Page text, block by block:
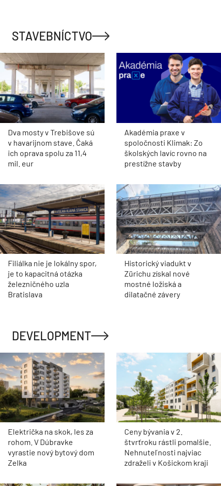
STAVEBNÍCTVO
Dva mosty v Trebišove sú
v havarijnom stave. Čaká
ich oprava spolu za 11,4
mil. eur
Akadémia praxe v
spoločnosti Klimak: Zo
školských lavíc rovno na
prestížne stavby
Filiálka nie je lokálny spor,
je to kapacitná otázka
železničného uzla
Bratislava
Historický viadukt v
Zürichu získal nové
mostné ložiská a
dilatačné závery
DEVELOPMENT
Električka na skok, les za
rohom. V Dúbravke
vyrastie nový bytový dom
Zelka
Ceny bývania v 2.
štvrťroku rástli pomalšie.
Nehnuteľnosti najviac
zdraželi v Košickom kraji